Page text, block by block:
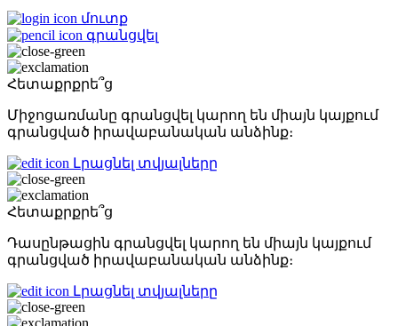
մուտք
գրանցվել
Հետաքրքրե՞ց
Միջոցառմանը գրանցվել կարող են միայն կայքում
գրանցված իրավաբանական անձինք։
Լրացնել տվյալները
Հետաքրքրե՞ց
Դասընթացին գրանցվել կարող են միայն կայքում
գրանցված իրավաբանական անձինք։
Լրացնել տվյալները